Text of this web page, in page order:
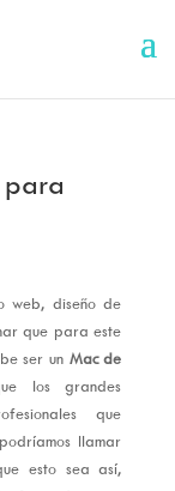
para
web, diseño de
que para este
ser un Mac de
los grandes
que
llamar
esto sea así,